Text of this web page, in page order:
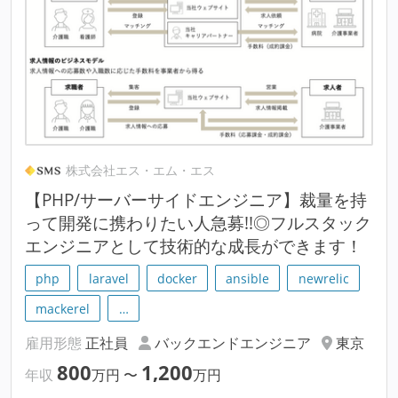
株式会社エス・エム・エス
【PHP/サーバーサイドエンジニア】裁量を持
って開発に携わりたい人急募!!◎フルスタック
エンジニアとして技術的な成長ができます！
php laravel docker ansible
newrelic
mackerel
…
雇用形態 正社員 バックエンドエンジニア
東京
年収 800万円 〜 1,200万円